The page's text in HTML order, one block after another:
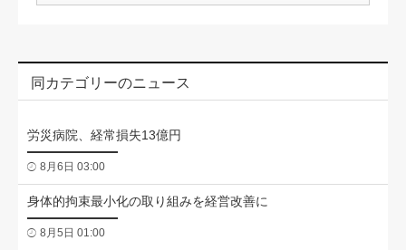
同カテゴリーのニュース
労災病院、経常損失13億円
8月6日 03:00
身体的拘束最小化の取り組みを経営改善に
8月5日 01:00